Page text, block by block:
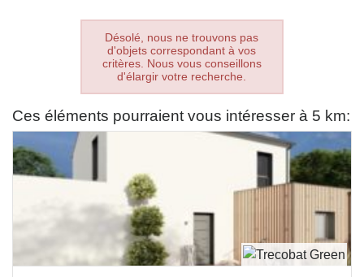
Désolé, nous ne trouvons pas
d'objets correspondant à vos
critères. Nous vous conseillons
d'élargir votre recherche.
Ces éléments pourraient vous intéresser à 5 km: